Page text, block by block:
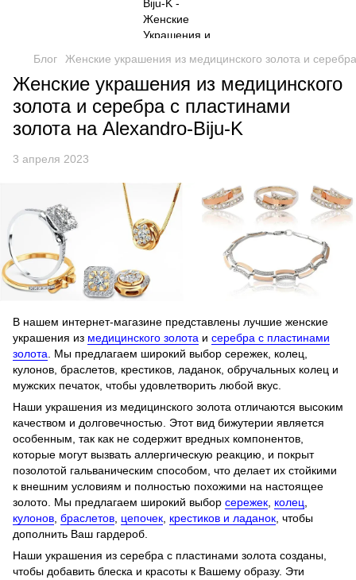
Блог Женские украшения из медицинского золота и
Женские украшения из медицинского
золота и серебра с пластинами
золота на Alexandro-Biju-K
3 апреля 2023
В нашем интернет-магазине представлены лучшие женские
украшения из медицинского золота и серебра с пластинами
золота. Мы предлагаем широкий выбор сережек, колец,
кулонов, браслетов, крестиков, ладанок, обручальных колец и
мужских печаток, чтобы удовлетворить любой вкус.
Наши украшения из медицинского золота отличаются высоким
качеством и долговечностью. Этот вид бижутерии является
особенным, так как не содержит вредных компонентов,
которые могут вызвать аллергическую реакцию, и покрыт
позолотой гальваническим способом, что делает их стойкими
к внешним условиям и полностью похожими на настоящее
золото. Мы предлагаем широкий выбор сережек, колец,
кулонов, браслетов, цепочек, крестиков и ладанок, чтобы
дополнить Ваш гардероб.
Наши украшения из серебра с пластинами золота созданы,
чтобы добавить блеска и красоты к Вашему образу. Эти